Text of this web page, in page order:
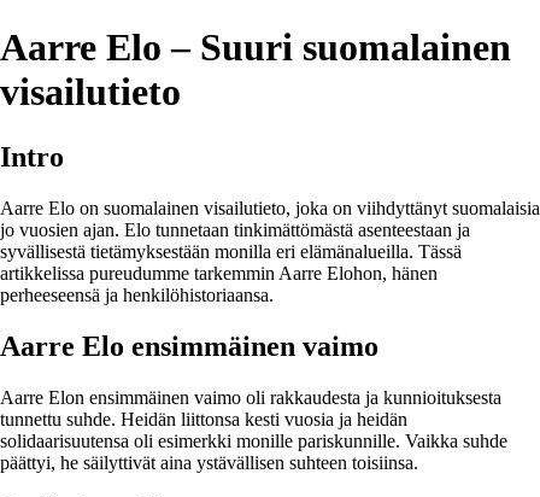
Aarre Elo – Suuri suomalainen
visailutieto
Intro
Aarre Elo on suomalainen visailutieto, joka on viihdyttänyt suomalaisia
jo vuosien ajan. Elo tunnetaan tinkimättömästä asenteestaan ja
syvällisestä tietämyksestään monilla eri elämänalueilla. Tässä
artikkelissa pureudumme tarkemmin Aarre Elohon, hänen
perheeseensä ja henkilöhistoriaansa.
Aarre Elo ensimmäinen vaimo
Aarre Elon ensimmäinen vaimo oli rakkaudesta ja kunnioituksesta
tunnettu suhde. Heidän liittonsa kesti vuosia ja heidän
solidaarisuutensa oli esimerkki monille pariskunnille. Vaikka suhde
päättyi, he säilyttivät aina ystävällisen suhteen toisiinsa.